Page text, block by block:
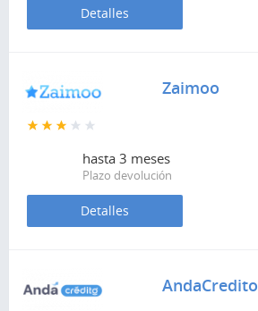
Detalles
Zaimoo
hasta 3 meses
Plazo devolución
Detalles
AndaCredito